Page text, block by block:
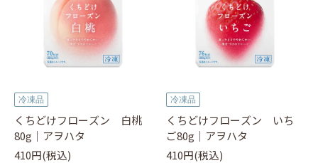
冷凍品
くちどけフローズン 白桃
80g｜アヲハタ
410円(税込)
冷凍品
くちどけフローズン いち
ご80g｜アヲハタ
410円(税込)